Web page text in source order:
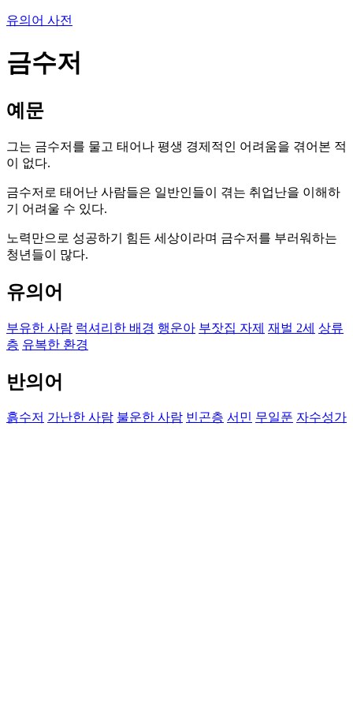
유의어 사전
금수저
예문
그는 금수저를 물고 태어나 평생 경제적인 어려움을 겪어본 적
이 없다.
금수저로 태어난 사람들은 일반인들이 겪는 취업난을 이해하
기 어려울 수 있다.
노력만으로 성공하기 힘든 세상이라며 금수저를 부러워하는
청년들이 많다.
유의어
부유한 사람 럭셔리한 배경 행운아 부잣집 자제 재벌 2세 상류
층 유복한 환경
반의어
흙수저 가난한 사람 불운한 사람 빈곤층 서민 무일푼 자수성가